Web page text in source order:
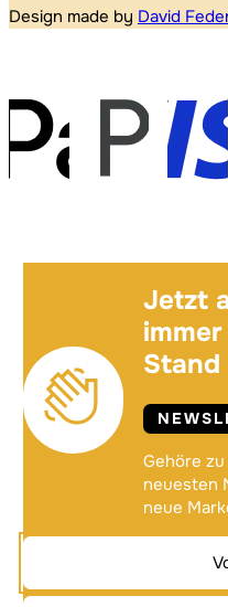
Design made by David
Jetzt
Stand
Gehöre
neuesten
neue